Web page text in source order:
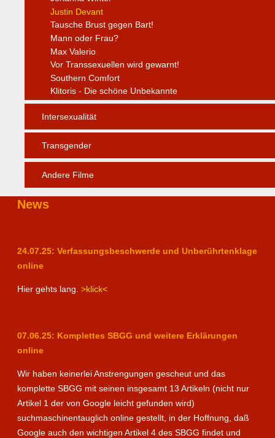
Justin Devant
Tausche Brust gegen Bart!
Mann oder Frau?
Max Valerio
Vor Transsexuellen wird gewarnt!
Southern Comfort
Klitoris - Die schöne Unbekannte
Intersexualität
Transgender
Andere Filme
News
24.07.25: Verfassungsbeschwerde und Unberührtenklage
online
Hier gehts lang. >klick<
07.06.25: Komplettes SBGG und weitere Erklärungen
online
Wir haben keinerlei Anstrengungen gescheut und das
komplette SBGG mit seinen insgesamt 13 Artikeln (nicht nur
Artikel 1 der von Google leicht gefunden wird)
suchmaschinentauglich online gestellt, in der Hoffnung, daß
Google auch den wichtigen Artikel 4 des SBGG findet und